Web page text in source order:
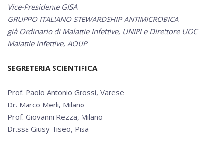
Vice-Presidente GISA
GRUPPO ITALIANO STEWARDSHIP ANTIMICROBICA
già Ordinario di Malattie Infettive, UNIPI e Direttore UOC
Malattie Infettive, AOUP
SEGRETERIA SCIENTIFICA
Prof. Paolo Antonio Grossi, Varese
Dr. Marco Merli, Milano
Prof. Giovanni Rezza, Milano
Dr.ssa Giusy Tiseo, Pisa